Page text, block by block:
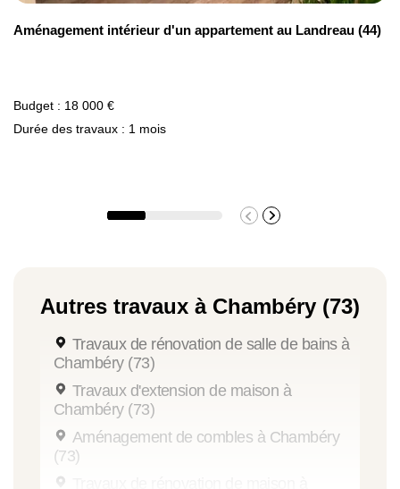
Aménagement intérieur d'un appartement au Landreau (44)
Budget : 18 000 €
Durée des travaux : 1 mois
Autres travaux à Chambéry (73)
Travaux de rénovation de salle de bains à
Chambéry (73)
Travaux d'extension de maison à
Chambéry (73)
Aménagement de combles à Chambéry
(73)